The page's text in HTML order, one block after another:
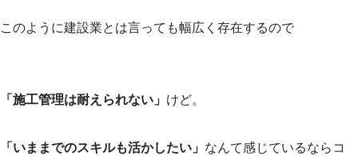
このように建設業とは言っても幅広く存在するので
「施工管理は耐えられない」 けど。
「いままでのスキルも活かしたい」 なんて感じているならコ